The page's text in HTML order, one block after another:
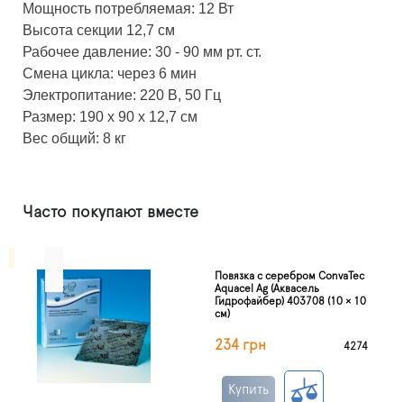
Мощность потребляемая: 12 Вт
Высота секции 12,7 см
Рабочее давление: 30 - 90 мм рт. ст.
Смена цикла: через 6 мин
Электропитание: 220 В, 50 Гц
Размер: 190 х 90 х 12,7 см
Вес общий: 8 кг
Часто покупают вместе
Повязка с серебром ConvaTec
Aquacel Ag (Аквасель
Гидрофайбер) 403708 (10 × 10
см)
234 грн 4274
Купить